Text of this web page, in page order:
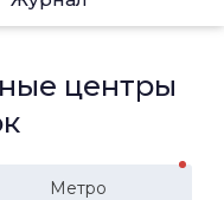
центры
Метро